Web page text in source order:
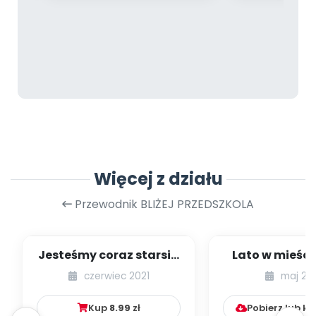
Więcej z działu
Przewodnik BLIŻEJ PRZEDSZKOLA
Jesteśmy coraz starsi -
zestaw
czerwiec 2021
Kup 8.99 zł
Lato w
dzieci
numer
maj
Pobierz lub